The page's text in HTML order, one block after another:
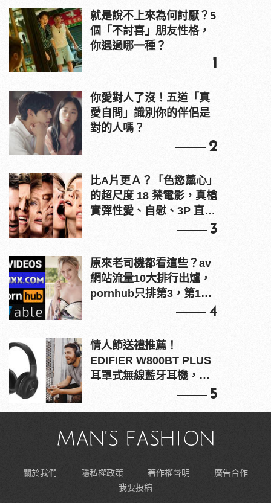
就是說不上來為何討厭？5
個「不討喜」朋友性格，
你遇過哪一種？
1
你愛對人了沒！五道「真
愛自問」識別你的伴侶是
對的人嗎？
2
比A片更Ａ？「色慾薰心」
的超尺度 18 禁電影，真槍
實彈性愛、自慰、3P 直接
3
原來老司機都看這些？av
網站流量10大排行出爐，
pornhub只排第3，第1名
4
情人節送禮推薦！
EDIFIER W800BT PLUS
耳罩式無線藍牙耳機，在
5
關於我們 隱私權政策 著作權聲明
廣告合作
我要投稿